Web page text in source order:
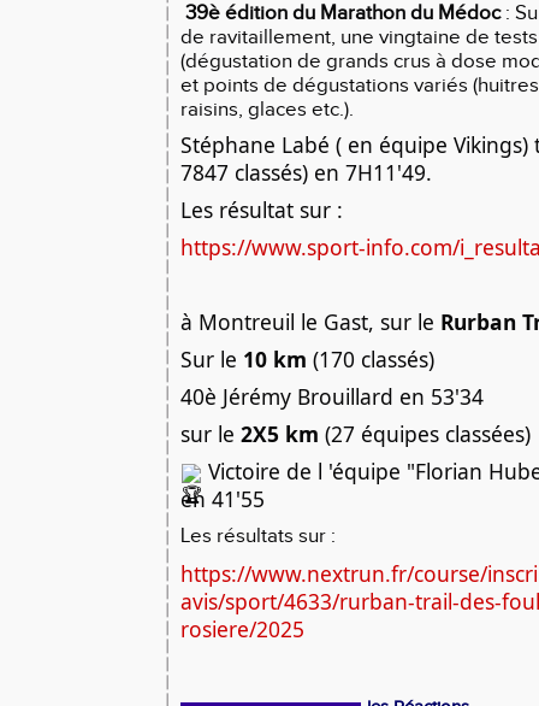
39è édition du Marathon du Médoc :
de ravitaillement, une vingtaine de
(dégustation de grands crus à dose
et points de dégustations variés
raisins, glaces etc.).
Stéphane Labé ( en équipe
7847 classés) en 7H11'49.
Les résultat sur :
https://www.sport-info.com/
à Montreuil le Gast, sur le Rurban
Sur le 10 km (170 classés)
40è Jérémy Brouillard en 53'34
sur le 2X5 km (27 équipes classées)
Victoire de l 'équipe "Florian
en 41'55
Les résultats sur :
https://www.nextrun.fr/course/
avis/sport/4633/rurban-trail-des-
rosiere/2025